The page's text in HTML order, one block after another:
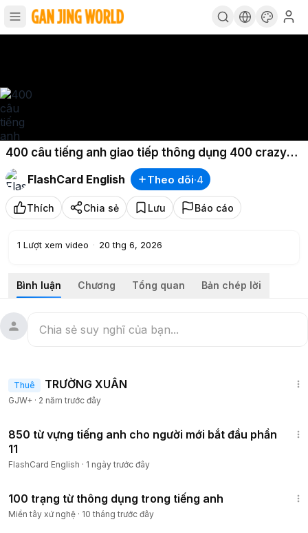
400 câu tiếng anh giao tiếp thông dụng 400 crazy
english phần 7
FlashCard English
Theo dõi·4
Thích Chia sẻ Lưu Báo cáo
1 Lượt xem video · 20 thg 6, 2026
Bình luận Chương Tổng quan Bản chép lời
Thuê TRƯỜNG XUÂN
GJW+ · 2 năm trước đây
850 từ vựng tiếng anh cho người mới bắt đầu phần
11
FlashCard English · 1 ngày trước đây
100 trạng từ thông dụng trong tiếng anh
Miền tây xứ nghệ · 10 tháng trước đây